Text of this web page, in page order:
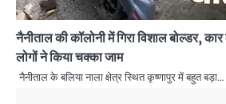
नैनीताल की कॉलोनी में गिरा विशाल बोल्डर,
लोगों ने किया चक्का जाम
नैनीताल के बलिया नाला क्षेत्र स्थित कृष्णापुर में बहुत बड़ा…